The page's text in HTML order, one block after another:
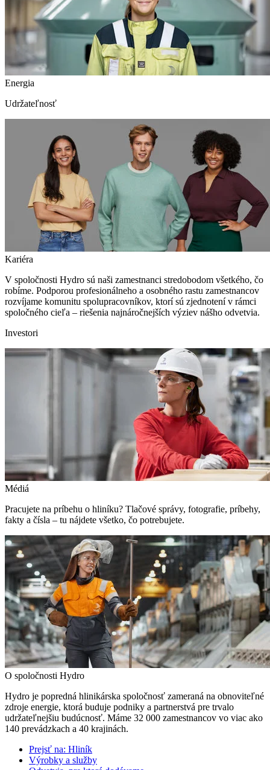
Energia
Udržateľnosť
Kariéra
V spoločnosti Hydro sú naši zamestnanci stredobodom všetkého, čo
robíme. Podporou profesionálneho a osobného rastu zamestnancov
rozvíjame komunitu spolupracovníkov, ktorí sú zjednotení v rámci
spoločného cieľa – riešenia najnáročnejších výziev nášho odvetvia.
Investori
Médiá
Pracujete na príbehu o hliníku? Tlačové správy, fotografie, príbehy,
fakty a čísla – tu nájdete všetko, čo potrebujete.
O spoločnosti Hydro
Hydro je popredná hlinikárska spoločnosť zameraná na obnoviteľné
zdroje energie, ktorá buduje podniky a partnerstvá pre trvalo
udržateľnejšiu budúcnosť. Máme 32 000 zamestnancov vo viac ako
140 prevádzkach a 40 krajinách.
Prejsť na: Hliník
Výrobky a služby